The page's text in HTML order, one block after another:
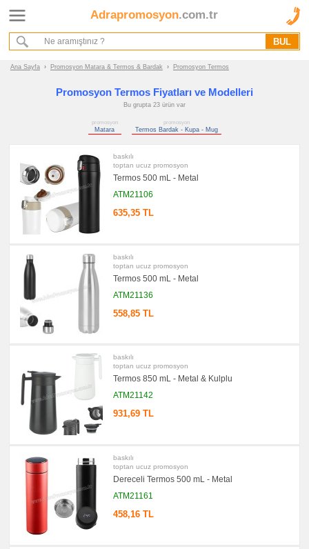
Adrapromosyon.com.tr
Ana Sayfa › Promosyon Matara & Termos & Bardak › Promosyon Termos
Promosyon Termos Fiyatları ve Modelleri
Bu grupta 23 ürün var
promosyon
Matara
promosyon
Termos Bardak - Kupa - Mug
baskılı
toptan ucuz promosyon
Termos 500 mL - Metal
ATM21106
635,35 TL
baskılı
toptan ucuz promosyon
Termos 500 mL - Metal
ATM21136
558,85 TL
baskılı
toptan ucuz promosyon
Termos 850 mL - Metal & Kulplu
ATM21142
931,69 TL
baskılı
toptan ucuz promosyon
Dereceli Termos 500 mL - Metal
ATM21161
458,16 TL
Ana Sayfa
Hakkımızda
Kurumsal Hizmet Akışımız
Matara
&
Termos
&
Bardak
promosyon
Matara
Kupa
promosyon
promosyon
Ajanda
&
Organizer
promosyon
Geri
Ürünler
promosyon
promosyon
Hesap
Makinesi
promosyon